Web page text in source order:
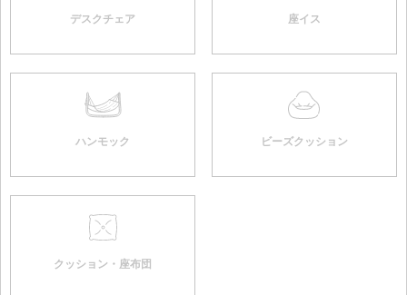
デスクチェア 座イス
ハンモック ビーズクッション
クッション・座布団